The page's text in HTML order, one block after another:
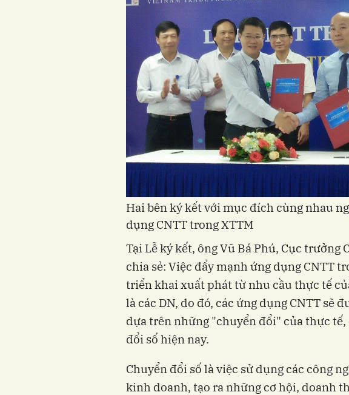
Hai bên ký kết với mục đích cùng nhau
dụng CNTT trong XTTM
Tại Lễ ký kết, ông Vũ Bá Phú, Cục trưởng
chia sẻ: Việc đẩy mạnh ứng dụng CNTT
triển khai xuất phát từ nhu cầu thực tế
là các DN, do đó, các ứng dụng CNTT sẽ
dựa trên những "chuyển đổi" của thực
đổi số hiện nay.
Chuyển đổi số là việc sử dụng các công
kinh doanh, tạo ra những cơ hội, doanh